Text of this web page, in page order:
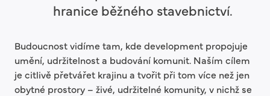
hranice běžného stavebnictví.
Budoucnost vidíme tam, kde development propojuje
umění, udržitelnost a budování komunit. Naším cílem
je citlivě přetvářet krajinu a tvořit při tom více než jen
obytné prostory – živé, udržitelné komunity, v nichž se